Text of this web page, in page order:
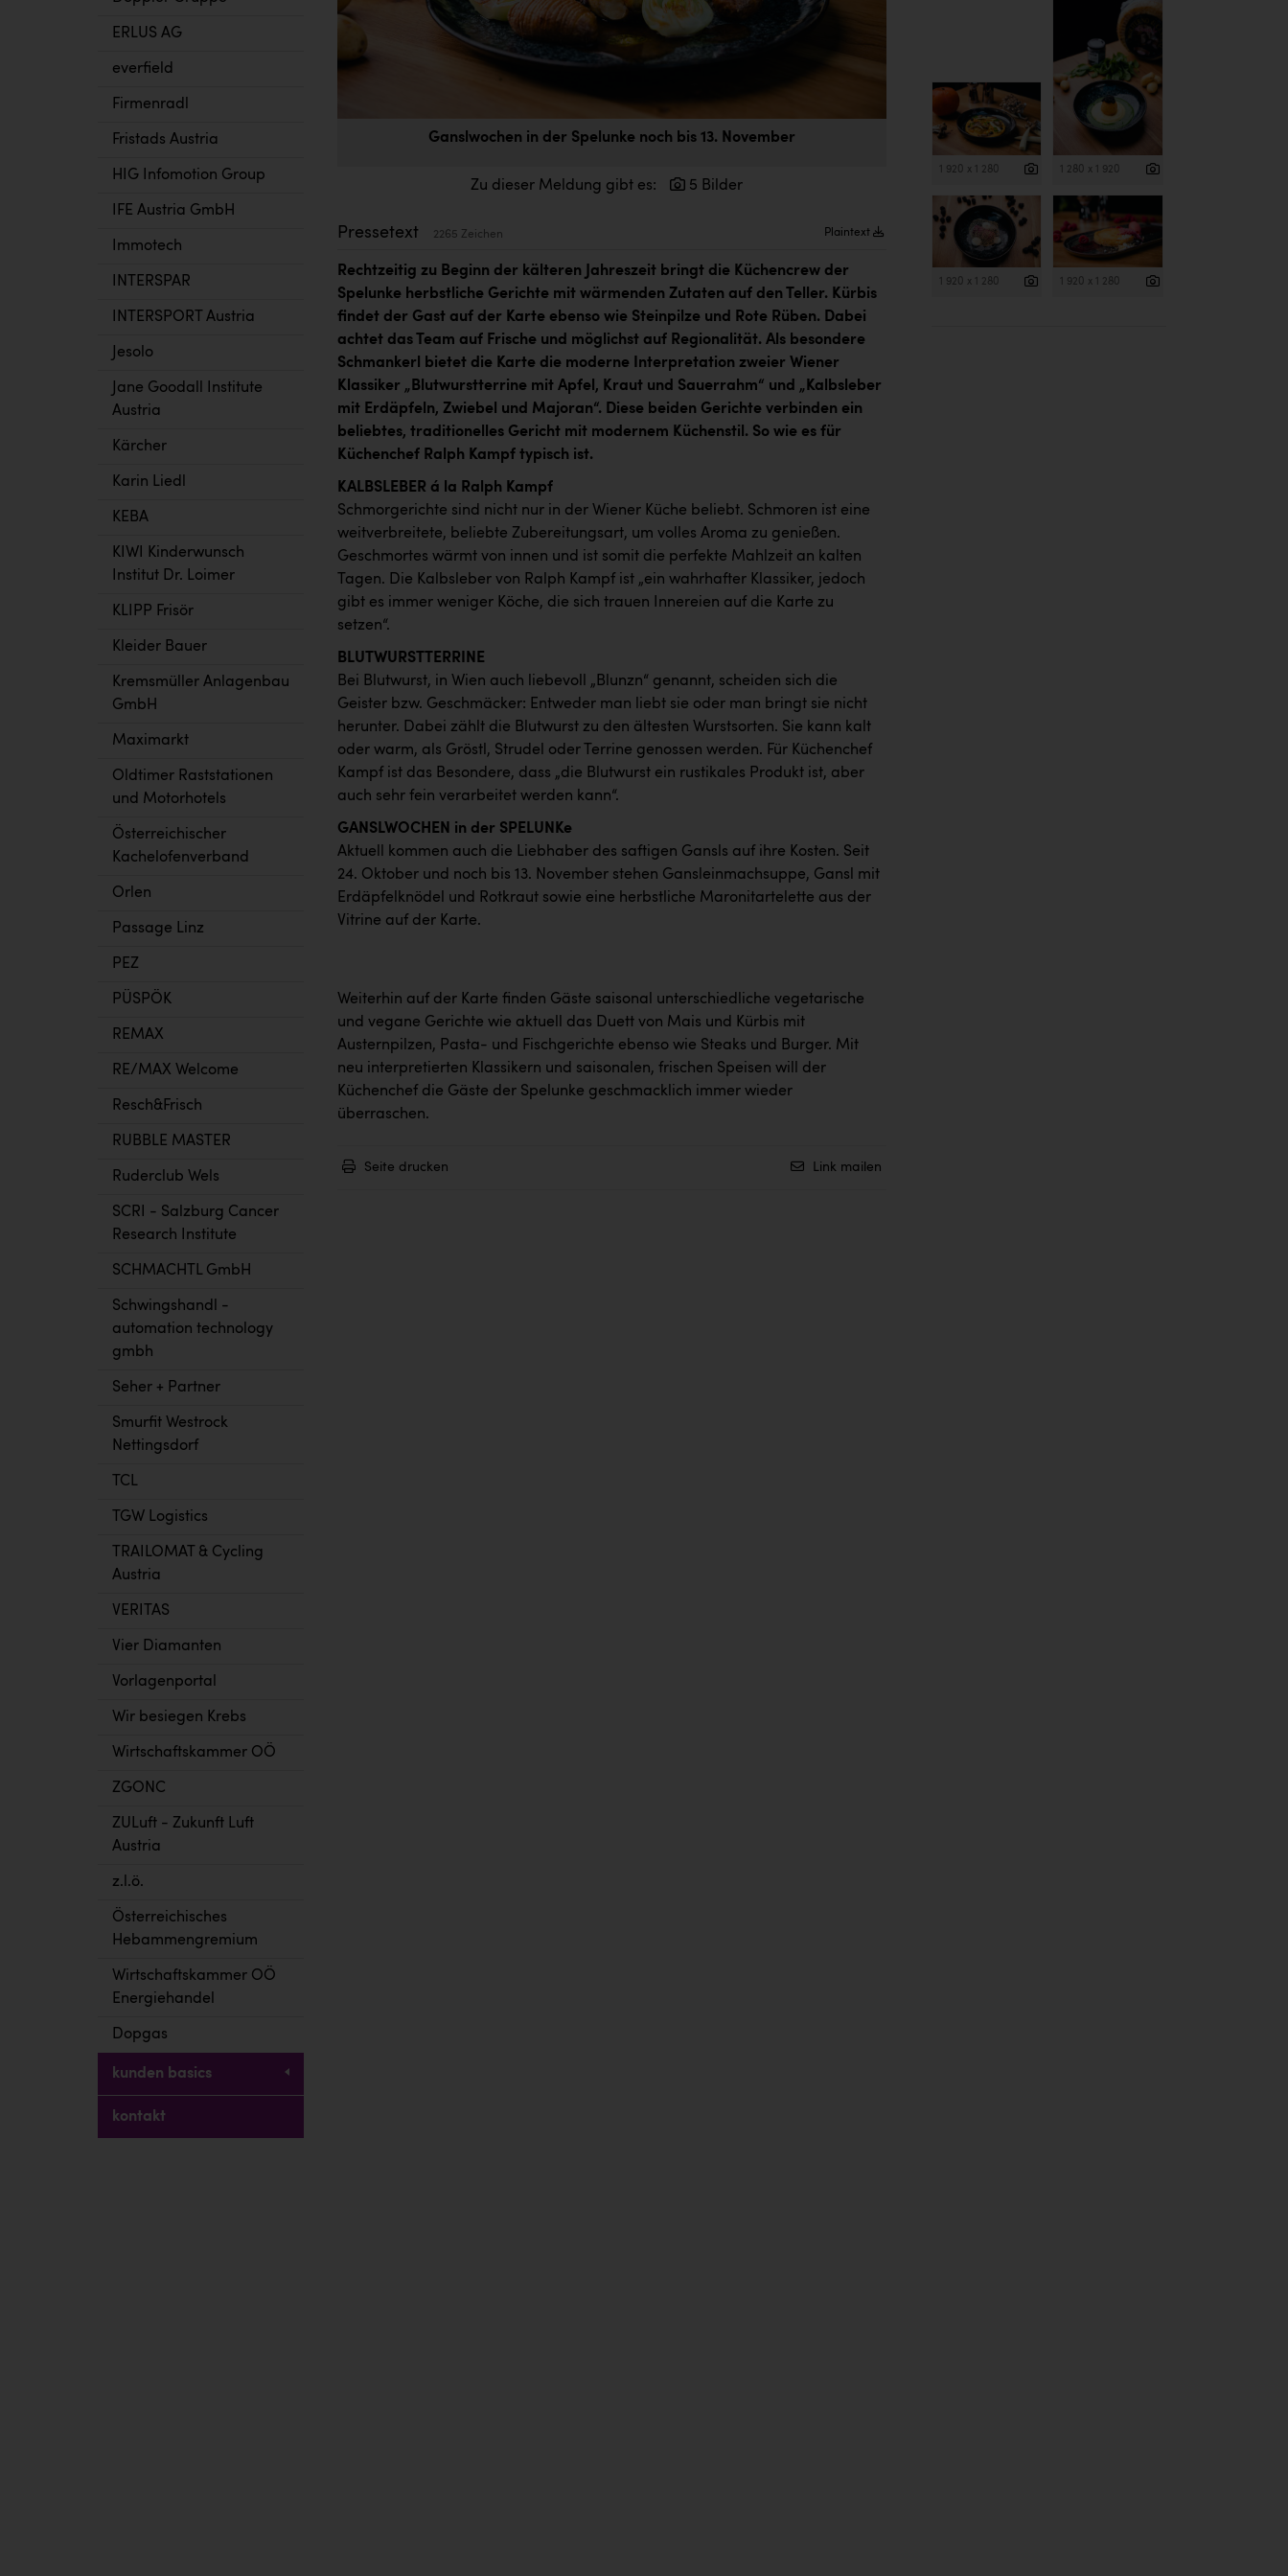
ERLUS AG
everfield
Firmenradl
Fristads Austria
HIG Infomotion Group
IFE Austria GmbH
Immotech
INTERSPAR
INTERSPORT Austria
Jesolo
Jane Goodall Institute
Austria
Kärcher
Karin Liedl
KEBA
KIWI Kinderwunsch
Institut Dr. Loimer
KLIPP Frisör
Kleider Bauer
Kremsmüller Anlagenbau
GmbH
Maximarkt
Oldtimer Raststationen
und Motorhotels
Österreichischer
Kachelofenverband
Orlen
Passage Linz
PEZ
PÜSPÖK
REMAX
RE/MAX Welcome
Resch&Frisch
RUBBLE MASTER
Ruderclub Wels
SCRI - Salzburg Cancer
Research Institute
SCHMACHTL GmbH
Schwingshandl -
automation technology
gmbh
Seher + Partner
Smurfit Westrock
Nettingsdorf
TCL
TGW Logistics
TRAILOMAT & Cycling
Austria
VERITAS
Vier Diamanten
Vorlagenportal
Wir besiegen Krebs
Wirtschaftskammer OÖ
ZGONC
ZULuft - Zukunft Luft
Austria
z.l.ö.
Österreichisches
Hebammengremium
Wirtschaftskammer OÖ
Energiehandel
Dopgas
kunden basics
kontakt
Ganslwochen in der Spelunke noch bis 13. November
Zu dieser Meldung gibt es: 5 Bilder
Pressetext 2265 Zeichen Plaintext
Rechtzeitig zu Beginn der kälteren Jahreszeit bringt die Küchencrew der
Spelunke herbstliche Gerichte mit wärmenden Zutaten auf den Teller. Kürbis
findet der Gast auf der Karte ebenso wie Steinpilze und Rote Rüben. Dabei
achtet das Team auf Frische und möglichst auf Regionalität. Als besondere
Schmankerl bietet die Karte die moderne Interpretation zweier Wiener
Klassiker „Blutwurstterrine mit Apfel, Kraut und Sauerrahm“ und „Kalbsleber
mit Erdäpfeln, Zwiebel und Majoran“. Diese beiden Gerichte verbinden ein
beliebtes, traditionelles Gericht mit modernem Küchenstil. So wie es für
Küchenchef Ralph Kampf typisch ist.
KALBSLEBER á la Ralph Kampf
Schmorgerichte sind nicht nur in der Wiener Küche beliebt. Schmoren ist eine
weitverbreitete, beliebte Zubereitungsart, um volles Aroma zu genießen.
Geschmortes wärmt von innen und ist somit die perfekte Mahlzeit an kalten
Tagen. Die Kalbsleber von Ralph Kampf ist „ein wahrhafter Klassiker, jedoch
gibt es immer weniger Köche, die sich trauen Innereien auf die Karte zu
setzen“.
BLUTWURSTTERRINE
Bei Blutwurst, in Wien auch liebevoll „Blunzn“ genannt, scheiden sich die
Geister bzw. Geschmäcker: Entweder man liebt sie oder man bringt sie nicht
herunter. Dabei zählt die Blutwurst zu den ältesten Wurstsorten. Sie kann kalt
oder warm, als Gröstl, Strudel oder Terrine genossen werden. Für Küchenchef
Kampf ist das Besondere, dass „die Blutwurst ein rustikales Produkt ist, aber
auch sehr fein verarbeitet werden kann“.
GANSLWOCHEN in der SPELUNKe
Aktuell kommen auch die Liebhaber des saftigen Gansls auf ihre Kosten. Seit
24. Oktober und noch bis 13. November stehen Gansleinmachsuppe, Gansl mit
Erdäpfelknödel und Rotkraut sowie eine herbstliche Maronitartelette aus der
Vitrine auf der Karte.
Weiterhin auf der Karte finden Gäste saisonal unterschiedliche vegetarische
und vegane Gerichte wie aktuell das Duett von Mais und Kürbis mit
Austernpilzen, Pasta- und Fischgerichte ebenso wie Steaks und Burger. Mit
neu interpretierten Klassikern und saisonalen, frischen Speisen will der
Küchenchef die Gäste der Spelunke geschmacklich immer wieder
überraschen.
Seite drucken Link mailen
1 920 x 1 280 1 280 x 1 920
1 920 x 1 280 1 920 x 1 280